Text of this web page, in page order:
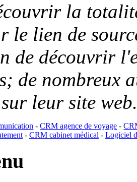
la
le lien de
de découvrir
de nombreux
leur site
-CRM agence de voyage -
- CRM cabinet médical- Logiciel